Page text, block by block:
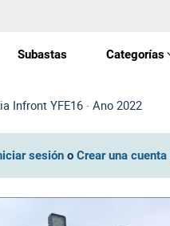
Subastas Categorías
Infront YFE16 · Ano 2022
sesión o Crear una